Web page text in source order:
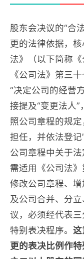
股东会决议的“合
更的法律依据，
法》（以下简称
《公司法》第三
“决定公司的经营
接提及“变更法人
照公司章程的规
担任，并依法登
公司章程中关于法
需适用《公司法
修改公司章程、
及公司合并、分
议，必须经代表
特别表决程序。 这
更的表决比例作